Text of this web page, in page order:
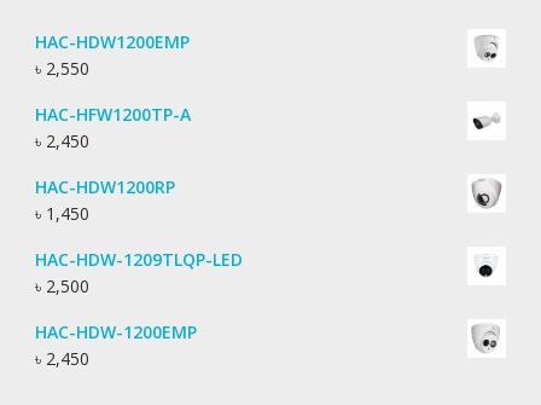
HAC-HDW1200EMP
৳ 2,550
HAC-HFW1200TP-A
৳ 2,450
HAC-HDW1200RP
৳ 1,450
HAC-HDW-1209TLQP-LED
৳ 2,500
HAC-HDW-1200EMP
৳ 2,450